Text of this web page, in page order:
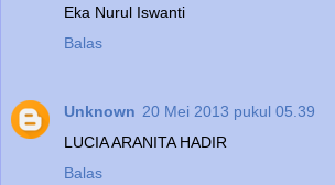
Eka Nurul Iswanti
Balas
Unknown 20 Mei 2013 pukul 05.39
LUCIA ARANITA HADIR
Balas